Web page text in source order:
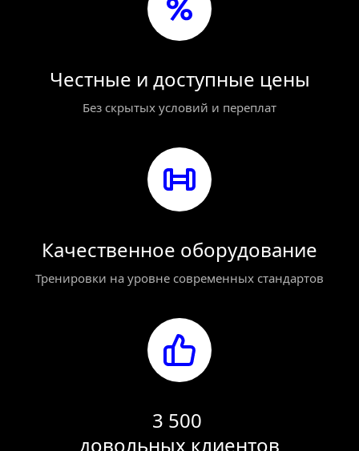
Честные и доступные цены
Без скрытых условий и переплат
Качественное оборудование
Тренировки на уровне современных стандартов
3 500
довольных клиентов